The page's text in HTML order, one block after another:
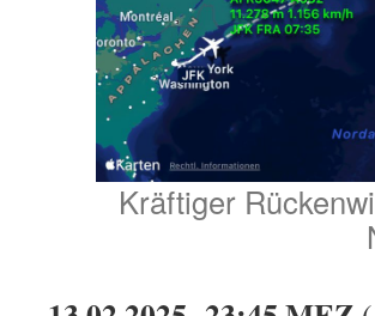
Kräftiger